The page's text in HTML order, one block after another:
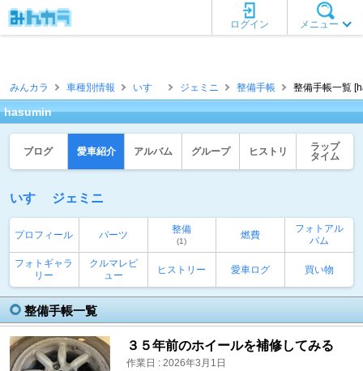
メニュー
ログイン
みんカラ 車種別情報 いすゞ ジェミニ 整備手帳 整備手帳一覧
hasumin
ブログ 愛車紹介 アルバム グループ ヒストリ
ラップ
タイム
いすゞ ジェミニ
プロフィール パーツ 整備
(1)
燃費
フォトアル
バム
フォトギャラ
リー
クルマレビ
ュー
ヒストリー 愛車ログ 買い物
整備手帳一覧
３５年前のホイールを補修してみる
作業日 : 2026年3月1日